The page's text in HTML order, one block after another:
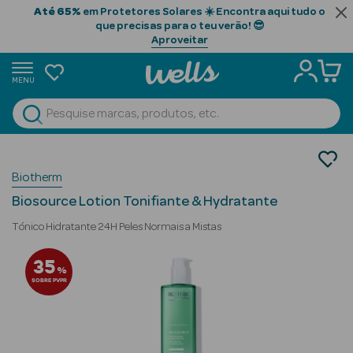
Até 65% em Protetores Solares ☀️ Encontra aqui tudo o
que precisas para o teu verão! 😎
Aproveitar
MENU
Ver Tudo
Beauty Season
Cabelo
Profissional
Beauty Season
Cosmética
Cosmética Rosto Luxo
Desmaquilhantes
Biotherm
Biosource Lotion Tonifiante & Hydratante
Tónico Hidratante 24H Peles Normais a Mistas
35%
SOBRE PVPR